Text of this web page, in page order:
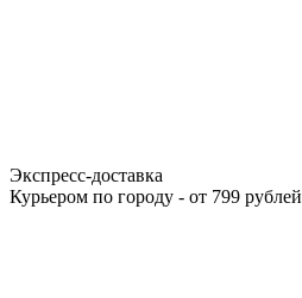
Экспресс-доставка
Курьером по городу - от 799 рублей